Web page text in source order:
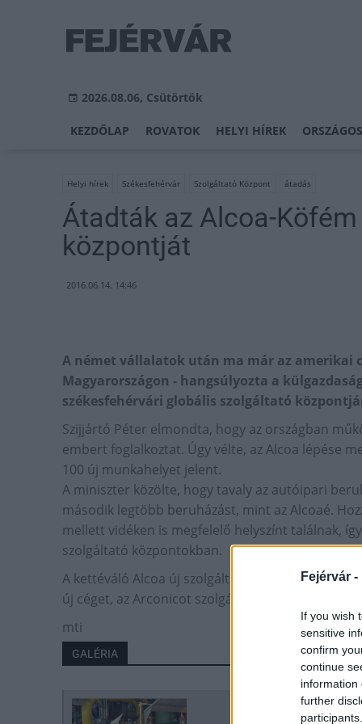
Fejérvár -
If you wish
sensitive
confirm
continue
information
further
2026.08.06, Csütörtök
KEZDŐLAP ROVATOK HELYI HÍREK
Helyi hírek Székesfehérvár Szolgáltató Központ átadás
Átadták az Alcoa-
központját
2016.06.14. 14:46
A német vállalatok után ma már az amerikai
Magyarországon - hangsúlyozta a
székesfehérvári globális szolgáltató
Szijjártó Péter elmondta, hogy az országban
embert foglalkoztat. Úgy vélte, az Alcoa lépése
100 új munkahelyet jelent.
A miniszter közölte, hogy tavaly az autóipari
második legtöbb beruházást, mint az Alcoaé.
mellett vidéken is megfelelő helyszínt találnak,
szolgáltató központokban.
A kettéváló Alcoa új szolgáltató központját 350
új céget, az Arconicot szolgálják majd ki.
mti
GALÉRIA